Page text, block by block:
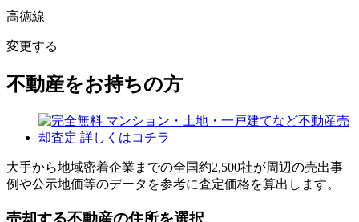
高徳線
変更する
不動産をお持ちの方
大手から地域密着企業までの全国約2,500社が周辺の売出事
例や公示地価等のデータを参考に査定価格を算出します。
売却する不動産の住所を選択